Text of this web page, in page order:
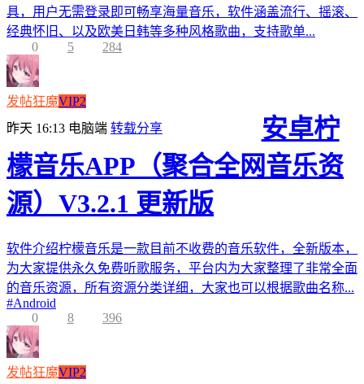
具，用户无需登录即可畅享海量音乐，软件涵盖流行、摇滚、
经典怀旧、以及欧美日韩等多种风格歌曲，支持歌单...
0
5 284
发帖狂魔VIP2
昨天 16:13 电脑端 转载分享
安卓柠
檬音乐APP（聚合全网音乐资
源）V3.2.1 更新版
软件介绍柠檬音乐是一款目前不收费的音乐软件，全新版本，
为大家提供永久免费听歌服务，平台内为大家整理了非常全面
的音乐资源，所有资源分类详细，大家也可以根据歌曲名称...
#Android
0
8 396
发帖狂魔VIP2